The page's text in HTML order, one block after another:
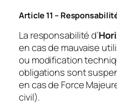
Article 11 –
La responsabilité d’
en cas de mauvaise
ou modification
obligations sont
en cas de Force
civil).